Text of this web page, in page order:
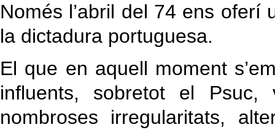
Només l’abril del 74 ens
la dictadura portuguesa.
El que en aquell moment
influents, sobretot el
nombroses irregularitats,